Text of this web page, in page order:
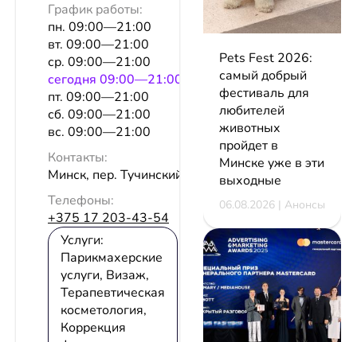
График работы:
пн. 09:00—21:00
вт. 09:00—21:00
ср. 09:00—21:00
сeгодня 09:00—21:00
пт. 09:00—21:00
сб. 09:00—21:00
вс. 09:00—21:00
Контакты:
Минск, пер. Тучинский, 2, оф. 22
Телефоны:
+375 17 203-43-54
Услуги:
Парикмахерские
услуги, Визаж,
Терапевтическая
косметология,
Коррекция
Pets Fest 2026:
самый добрый
фестиваль для
любителей
животных
пройдет в
Минске уже в эти
выходные
06.08.2026 | Анонсы